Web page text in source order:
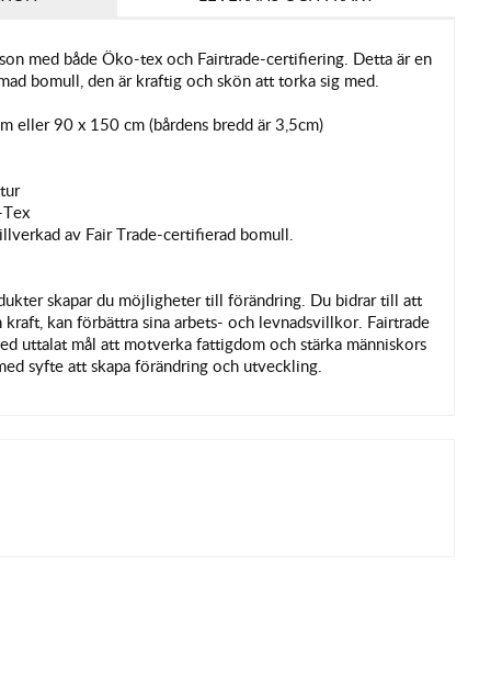
med både Öko-tex och Fairtrade-certifiering. Detta är en
bomull, den är kraftig och skön att torka sig med.
eller 90 x 150 cm (bårdens bredd är 3,5cm)
av Fair Trade-certifierad bomull.
skapar du möjligheter till förändring. Du bidrar till att
kraft, kan förbättra sina arbets- och levnadsvillkor. Fairtrade
uttalat mål att motverka fattigdom och stärka människors
syfte att skapa förändring och utveckling.